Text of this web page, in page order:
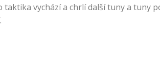
vychází a chrlí další tuny a tuny